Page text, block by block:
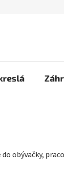
Reklamačný
do obývačky,